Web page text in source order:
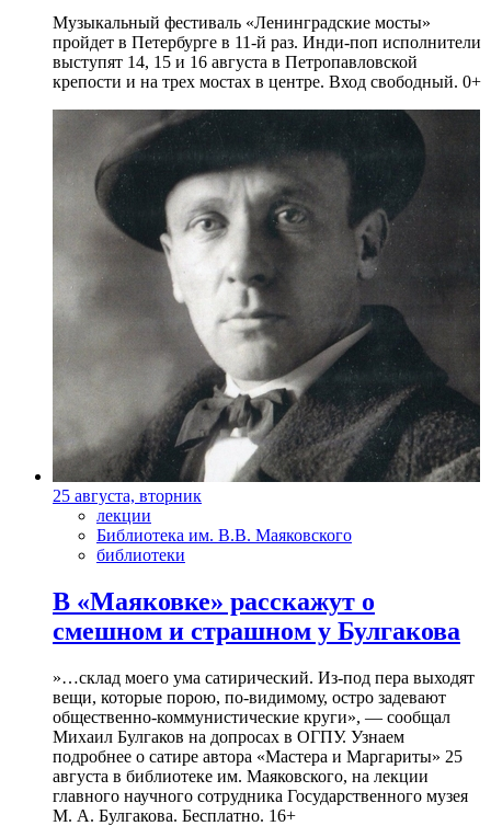
Музыкальный фестиваль «Ленинградские мосты»
пройдет в Петербурге в 11-й раз. Инди-поп исполнители
выступят 14, 15 и 16 августа в Петропавловской
крепости и на трех мостах в центре. Вход свободный. 0+
25 августа, вторник
лекции
Библиотека им. В.В. Маяковского
библиотеки
В «Маяковке» расскажут о
смешном и страшном у Булгакова
»…склад моего ума сатирический. Из-под пера выходят
вещи, которые порою, по-видимому, остро задевают
общественно-коммунистические круги», — сообщал
Михаил Булгаков на допросах в ОГПУ. Узнаем
подробнее о сатире автора «Мастера и Маргариты» 25
августа в библиотеке им. Маяковского, на лекции
главного научного сотрудника Государственного музея
М. А. Булгакова. Бесплатно. 16+